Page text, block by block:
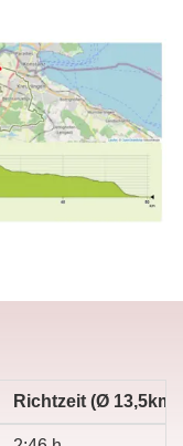
Richtzeit (Ø 13,5km/